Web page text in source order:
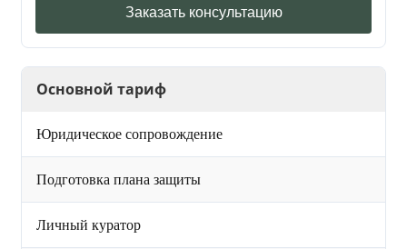
Заказать консультацию
Основной тариф
Юридическое сопровождение
Подготовка плана защиты
Личный куратор